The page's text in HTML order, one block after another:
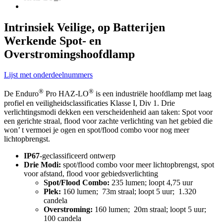
Intrinsiek Veilige, op Batterijen
Werkende Spot- en
Overstromingshoofdlamp
Lijst met onderdeelnummers
De Enduro® Pro HAZ-LO® is een industriële hoofdlamp met laag
profiel en veiligheidsclassificaties Klasse I, Div 1. Drie
verlichtingsmodi dekken een verscheidenheid aan taken: Spot voor
een gerichte straal, flood voor zachte verlichting van het gebied die
won’ t vermoei je ogen en spot/flood combo voor nog meer
lichtopbrengst.
IP67-geclassificeerd ontwerp
Drie Modi: spot/flood combo voor meer lichtopbrengst, spot
voor afstand, flood voor gebiedsverlichting
Spot/Flood Combo: 235 lumen; loopt 4,75 uur
Plek: 160 lumen; 73m straal; loopt 5 uur; 1.320
candela
Overstroming: 160 lumen; 20m straal; loopt 5 uur;
100 candela